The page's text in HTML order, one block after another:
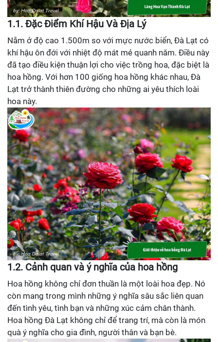
1.1. Đặc Điểm Khí Hậu Và Địa Lý
Nằm ở độ cao 1.500m so với mực nước biển, Đà Lạt có
khí hậu ôn đới với nhiệt độ mát mẻ quanh năm. Điều này
đã tạo điều kiện thuận lợi cho việc trồng hoa, đặc biệt là
hoa hồng. Với hơn 100 giống hoa hồng khác nhau, Đà
Lạt trở thành thiên đường cho những ai yêu thích loài
hoa này.
1.2. Cảnh quan và ý nghĩa của hoa hồng
Hoa hồng không chỉ đơn thuần là một loài hoa đẹp. Nó
còn mang trong mình những ý nghĩa sâu sắc liên quan
đến tình yêu, tình bạn và những xúc cảm chân thành.
Hoa hồng Đà Lạt không chỉ để trang trí, mà còn là món
quà ý nghĩa cho gia đình, người thân và bạn bè.